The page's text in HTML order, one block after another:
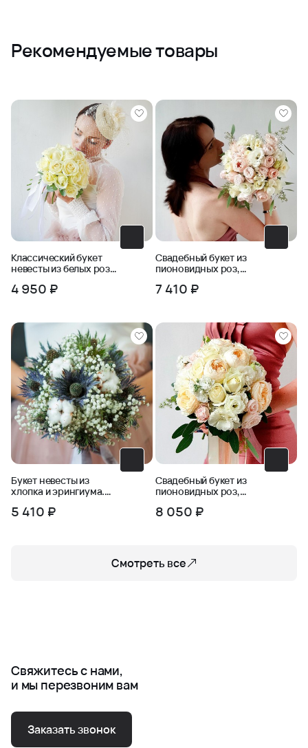
Рекомендуемые товары
Классический букет
невесты из белых роз
4 950 ₽
Свадебный букет из
пионовидных роз,
7 410 ₽
Букет невесты из
хлопка и эрингиума.
5 410 ₽
Свадебный букет из
пионовидных роз,
8 050 ₽
Смотреть все
Свяжитесь с нами,
и мы перезвоним вам
Заказать звонок